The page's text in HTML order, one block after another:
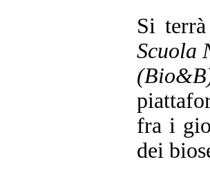
Si
Scuola
fra i
dei